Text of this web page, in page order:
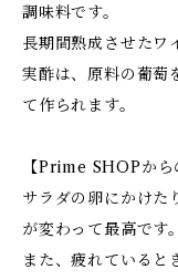
調味料です。
長期間熟成させたワ
実酢は、原料の葡萄
て作られます。
【Prime SHOPから
サラダの卵にかけた
が変わって最高です。
また、疲れていると